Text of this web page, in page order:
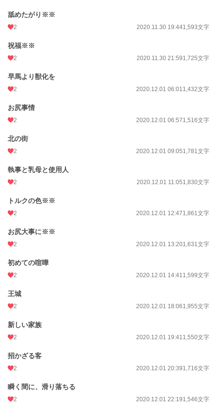
舐めたがり※※
2 2020.11.30 19:441,593文字
祝福※※
2 2020.11.30 21:591,725文字
早馬より獣化を
2 2020.12.01 06:011,432文字
お尻事情
2 2020.12.01 06:571,516文字
北の街
2 2020.12.01 09:051,781文字
執事と乳母と使用人
2 2020.12.01 11:051,830文字
トルクの色※※
2 2020.12.01 12:471,861文字
お尻大事に※※
2 2020.12.01 13:201,631文字
初めての喧嘩
2 2020.12.01 14:411,599文字
王城
2 2020.12.01 18:061,955文字
新しい家族
2 2020.12.01 19:411,550文字
招かざる客
2 2020.12.01 20:391,716文字
瞬く間に、滑り落ちる
2 2020.12.01 22:191,546文字